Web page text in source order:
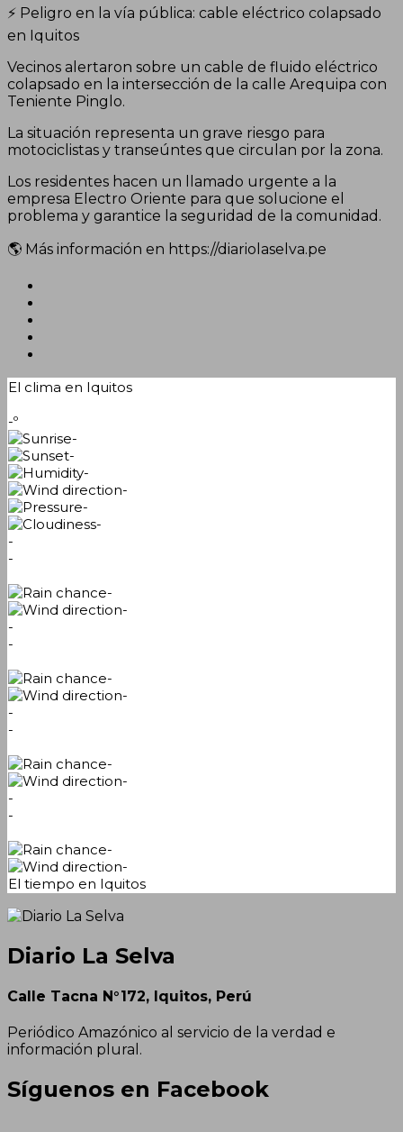
⚡ Peligro en la vía pública: cable eléctrico colapsado
en Iquitos
Vecinos alertaron sobre un cable de fluido eléctrico
colapsado en la intersección de la calle Arequipa con
Teniente Pinglo.
La situación representa un grave riesgo para
motociclistas y transeúntes que circulan por la zona.
Los residentes hacen un llamado urgente a la
empresa Electro Oriente para que solucione el
problema y garantice la seguridad de la comunidad.
🌎 Más información en https://diariolaselva.pe
El clima en Iquitos
-º
-
-
-
-
-
-
-
-
-
-
-
-
-
-
-
-
-
-
-
-
-
-
El tiempo en Iquitos
Diario La Selva
Calle Tacna N°172, Iquitos, Perú
Periódico Amazónico al servicio de la verdad e
información plural.
Síguenos en Facebook